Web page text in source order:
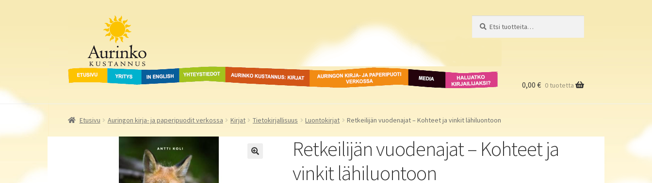
navigointiin
Aurinko Kustannus
Etusivu Yritys In English Yhteystiedot Aurinko Kustannus: kirjat Auringon kirja- ja
paperipuodit verkossa
Media
Haluatko
kirjailijaksi?
0,00 € 0 tuotetta
Etusivu Auringon kirja- ja paperipuodit verkossa Kirjat Tietokirjallisuus Luontokirjat Retkeilijän vuodenajat – Kohteet ja vinkit lähiluontoon
Retkeilijän vuodenajat – Kohteet ja
vinkit lähiluontoon